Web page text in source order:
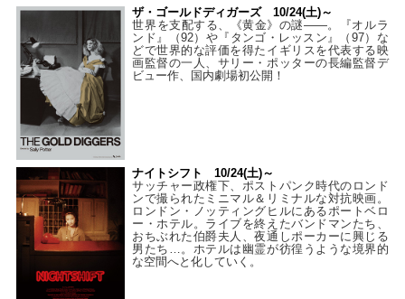
ザ・ゴールドディガーズ 10/24(土)～
世界を支配する、《黄金》の謎――。『オルラ
ンド』（92）や『タンゴ・レッスン』（97）な
どで世界的な評価を得たイギリスを代表する映
画監督の一人、サリー・ポッターの長編監督デ
ビュー作、国内劇場初公開！
ナイトシフト 10/24(土)～
サッチャー政権下、ポストパンク時代のロンド
ンで撮られたミニマル＆リミナルな対抗映画。
ロンドン・ノッティングヒルにあるポートベロ
ー・ホテル。ライブを終えたバンドマンたち、
おちぶれた伯爵夫人、夜通しポーカーに興じる
男たち…。ホテルは幽霊が彷徨うような境界的
な空間へと化していく。